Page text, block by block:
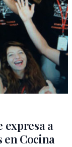
expresa a
en Cocina